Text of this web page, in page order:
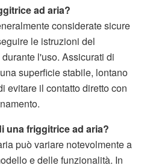
ad aria?
considerate sicure
le istruzioni del
l'uso. Assicurati di
superficie stabile, lontano
evitare il contatto diretto con
una friggitrice ad aria?
può variare notevolmente a
e delle funzionalità. In